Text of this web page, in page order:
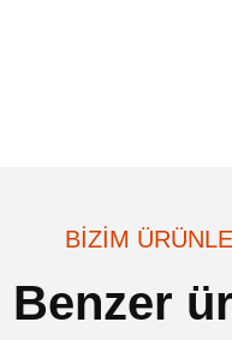
BIZIM
Benzer